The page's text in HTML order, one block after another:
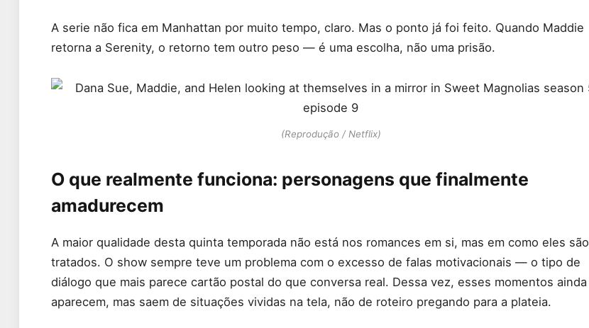
A serie não fica em Manhattan por muito tempo, claro. Mas o ponto já foi feito. Quando Maddie
retorna a Serenity, o retorno tem outro peso — é uma escolha, não uma prisão.
(Reprodução / Netflix)
O que realmente funciona: personagens que finalmente
amadurecem
A maior qualidade desta quinta temporada não está nos romances em si, mas em como eles são
tratados. O show sempre teve um problema com o excesso de falas motivacionais — o tipo de
diálogo que mais parece cartão postal do que conversa real. Dessa vez, esses momentos ainda
aparecem, mas saem de situações vividas na tela, não de roteiro pregando para a plateia.